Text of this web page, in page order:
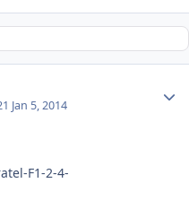
Jan 5, 2014
F1-2-4-